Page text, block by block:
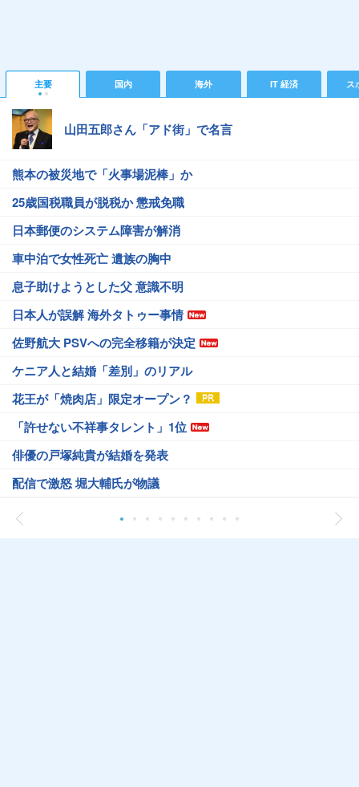
主要 国内 海外 IT 経済 ス
山田五郎さん「アド街」で名言
熊本の被災地で「火事場泥棒」か
25歳国税職員が脱税か 懲戒免職
日本郵便のシステム障害が解消
車中泊で女性死亡 遺族の胸中
息子助けようとした父 意識不明
日本人が誤解 海外タトゥー事情
佐野航大 PSVへの完全移籍が決定
ケニア人と結婚「差別」のリアル
花王が「焼肉店」限定オープン？
「許せない不祥事タレント」1位
俳優の戸塚純貴が結婚を発表
配信で激怒 堀大輔氏が物議